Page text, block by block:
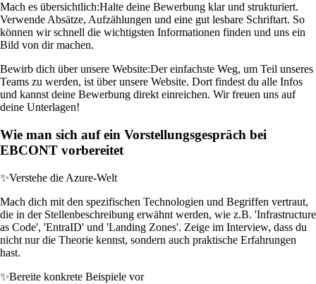
Mach es übersichtlich:Halte deine Bewerbung klar und strukturiert.
Verwende Absätze, Aufzählungen und eine gut lesbare Schriftart. So
können wir schnell die wichtigsten Informationen finden und uns ein
Bild von dir machen.
Bewirb dich über unsere Website:Der einfachste Weg, um Teil unseres
Teams zu werden, ist über unsere Website. Dort findest du alle Infos
und kannst deine Bewerbung direkt einreichen. Wir freuen uns auf
deine Unterlagen!
Wie man sich auf ein Vorstellungsgespräch bei
EBCONT vorbereitet
✨Verstehe die Azure-Welt
Mach dich mit den spezifischen Technologien und Begriffen vertraut,
die in der Stellenbeschreibung erwähnt werden, wie z.B. 'Infrastructure
as Code', 'EntraID' und 'Landing Zones'. Zeige im Interview, dass du
nicht nur die Theorie kennst, sondern auch praktische Erfahrungen
hast.
✨Bereite konkrete Beispiele vor